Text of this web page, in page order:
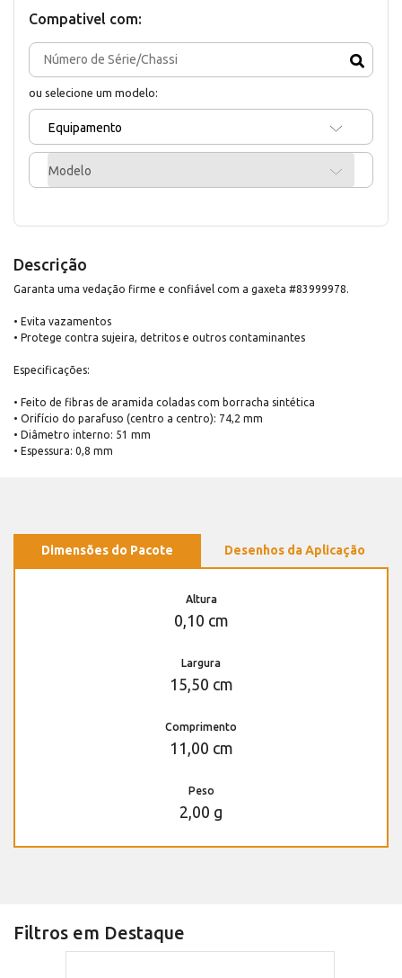
Compativel com:
ou selecione um modelo:
Equipamento
Modelo
Descrição
Garanta uma vedação firme e confiável com a gaxeta #83999978.
• Evita vazamentos
• Protege contra sujeira, detritos e outros contaminantes
Especificações:
• Feito de fibras de aramida coladas com borracha sintética
• Orifício do parafuso (centro a centro): 74,2 mm
• Diâmetro interno: 51 mm
• Espessura: 0,8 mm
Dimensões do Pacote Desenhos da Aplicação
Altura
0,10 cm
Largura
15,50 cm
Comprimento
11,00 cm
Peso
2,00 g
Filtros em Destaque